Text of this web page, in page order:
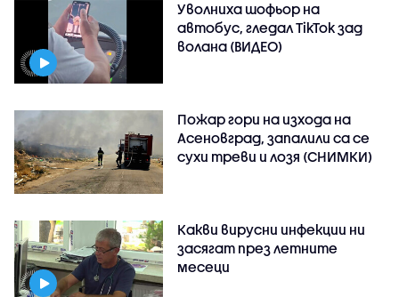
Уволниха шофьор на
автобус, гледал TikTok зад
волана (ВИДЕО)
Пожар гори на изхода на
Асеновград, запалили са се
сухи треви и лозя (СНИМКИ)
Какви вирусни инфекции ни
засягат през летните
месеци